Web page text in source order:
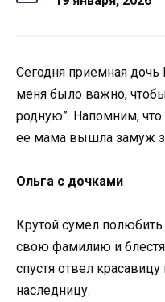
Сегодня приемная дочь
меня было важно,
родную”. Напомним,
ее мама вышла замуж
Ольга с дочками
Крутой сумел
свою фамилию и
спустя отвел
наследницу.